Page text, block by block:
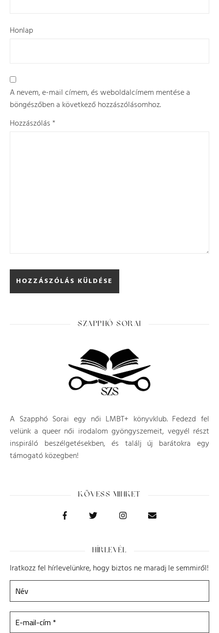
Honlap
A nevem, e-mail címem, és weboldalcímem mentése a
böngészőben a következő hozzászólásomhoz.
Hozzászólás*
SZAPPHÓ SORAI
A Szapphó Sorai egy női LMBT+ könyvklub. Fedezd fel
velünk a queer női irodalom gyöngyszemeit, vegyél részt
inspiráló beszélgetésekben, és találj új barátokra egy
támogató közegben!
KÖVESS MINKET
HÍRLEVÉL
Iratkozz fel hírlevelünkre, hogy biztos ne maradj le semmiről!